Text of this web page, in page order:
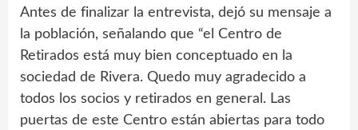
Antes de finalizar la entrevista, dejó su mensaje a
la población, señalando que “el Centro de
Retirados está muy bien conceptuado en la
sociedad de Rivera. Quedo muy agradecido a
todos los socios y retirados en general. Las
puertas de este Centro están abiertas para todo